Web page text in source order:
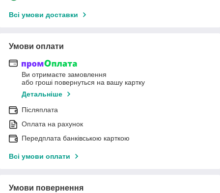
Всі умови доставки
Умови оплати
Ви отримаєте замовлення
або гроші повернуться на вашу картку
Детальніше
Післяплата
Оплата на рахунок
Передплата банківською карткою
Всі умови оплати
Умови повернення